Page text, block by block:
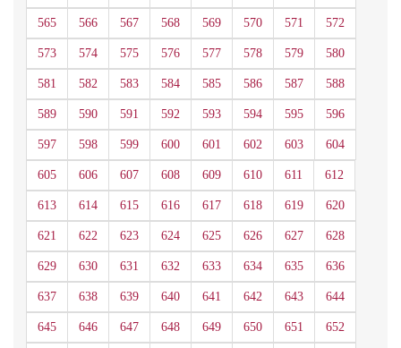
565 566 567 568 569 570 571 572
573 574 575 576 577 578 579 580
581 582 583 584 585 586 587 588
589 590 591 592 593 594 595 596
597 598 599 600 601 602 603 604
605 606 607 608 609 610 611 612
613 614 615 616 617 618 619 620
621 622 623 624 625 626 627 628
629 630 631 632 633 634 635 636
637 638 639 640 641 642 643 644
645 646 647 648 649 650 651 652